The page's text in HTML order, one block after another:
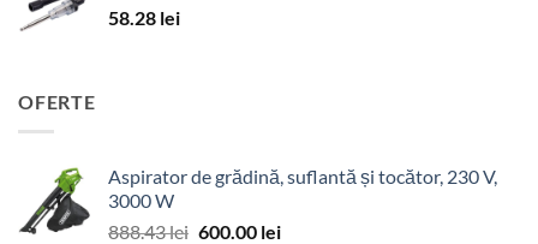
58.28 lei
OFERTE
Aspirator de grădină, suflantă și tocător, 230 V,
3000 W
888.43lei Prețul
600.00 leiPrețul